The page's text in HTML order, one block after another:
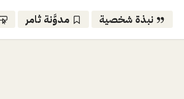
نبذة شخصية مدوَّنة ثامر